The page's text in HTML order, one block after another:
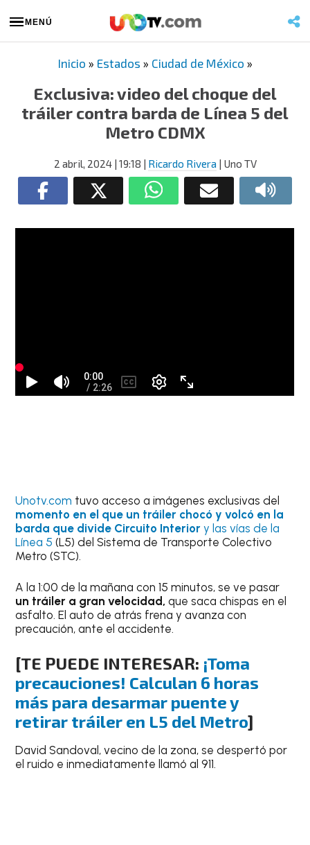
MENÚ
Inicio » Estados » Ciudad de México »
Exclusiva: video del choque del
tráiler contra barda de Línea 5 del
Metro CDMX
2 abril, 2024| 19:18 | Ricardo Rivera | Uno TV
Unotv.com tuvo acceso a imágenes exclusivas del
momento en el que un tráiler chocó y volcó en la
barda que divide Circuito Interiory las vías de la
Línea 5(L5) del Sistema de Transporte Colectivo
Metro (STC).
A la 1:00 de la mañana con 15 minutos, se ve pasar
un tráiler a gran velocidad,que saca chispas en el
asfalto. El auto de atrás frena y avanza con
precaución, ante el accidente.
[TE PUEDE INTERESAR: ¡Toma
precauciones! Calculan 6 horas
más para desarmar puente y
retirar tráiler en L5 del Metro]
David Sandoval, vecino de la zona, se despertó por
el ruido e inmediatamente llamó al 911.